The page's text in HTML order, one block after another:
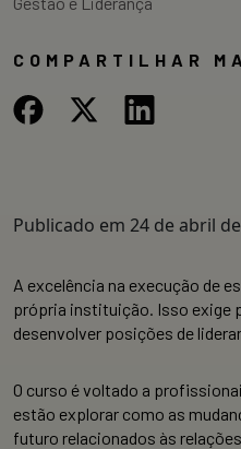
COMPARTILHAR
Publicado em 24 de abril
A excelência na execução de
própria instituição. Isso exige
desenvolver posições de
O curso é voltado a
estão explorar como as
futuro relacionados às